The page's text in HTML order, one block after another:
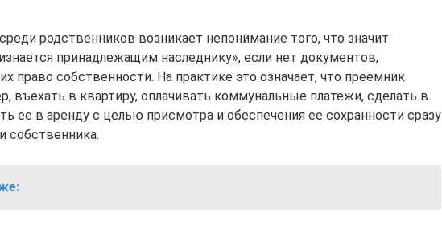
родственников возникает непонимание того, что значит
принадлежащим наследнику», если нет документов,
право собственности. На практике это означает, что преемник
въехать в квартиру, оплачивать коммунальные платежи, сделать в
ее в аренду c целью присмотра и обеспечения ее сохранности сразу
собственника.